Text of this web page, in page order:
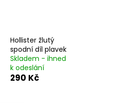
Hollister žlutý
spodní díl plavek
Skladem - ihned
k odeslání
290 Kč